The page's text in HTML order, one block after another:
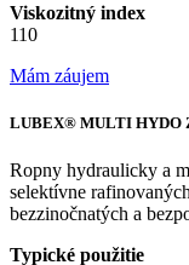
Viskozitný index
110
Mám záujem
LUBEX® MULTI HYDO
Ropny hydraulicky a
selektívne
bezzinočnatých a
Typické použitie